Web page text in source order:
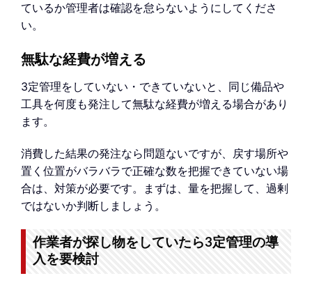
ているか管理者は確認を怠らないようにしてくださ
い。
無駄な経費が増える
3定管理をしていない・できていないと、同じ備品や
工具を何度も発注して無駄な経費が増える場合があり
ます。
消費した結果の発注なら問題ないですが、戻す場所や
置く位置がバラバラで正確な数を把握できていない場
合は、対策が必要です。まずは、量を把握して、過剰
ではないか判断しましょう。
作業者が探し物をしていたら3定管理の導
入を要検討